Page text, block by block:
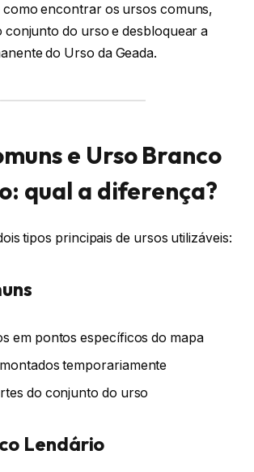
encontrar os ursos comuns,
conjunto do urso e desbloquear a
do Urso da Geada.
e Urso Branco
qual a diferença?
tipos principais de ursos utilizáveis:
em pontos específicos do mapa
temporariamente
do conjunto do urso
Lendário